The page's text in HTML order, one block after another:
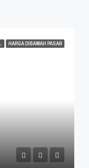
HARGA DIBAWAH PASAR